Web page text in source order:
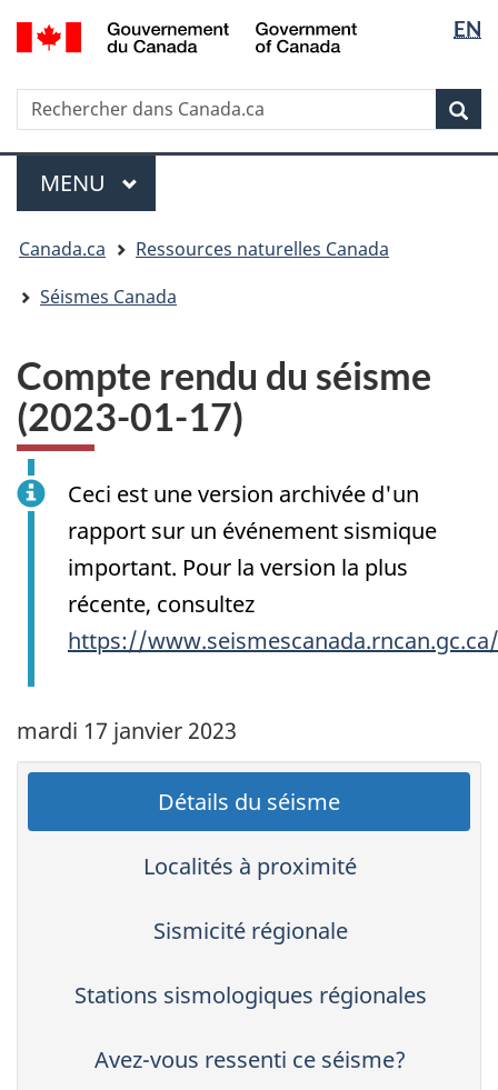
Passer
au
principal
Passer
à
sujet
du
gouvernement »
Passer
à
version
HTML
simplifiée
la
langue
EN
Rechercher
Rechercher
dans
Canada.ca
Menu
MENU PRINCIPAL
êtes
ici
Canada.ca
Ressources naturelles Canada
Séismes Canada
Compte rendu du séisme
(2023-01-17)
Ceci est une version archivée d'un
rapport sur un événement sismique
important. Pour la version la plus
récente, consultez
https://
mardi 17 janvier 2023
Détails du séisme
Localités à proximité
Sismicité régionale
Stations sismologiques régionales
Avez-vous ressenti ce séisme?